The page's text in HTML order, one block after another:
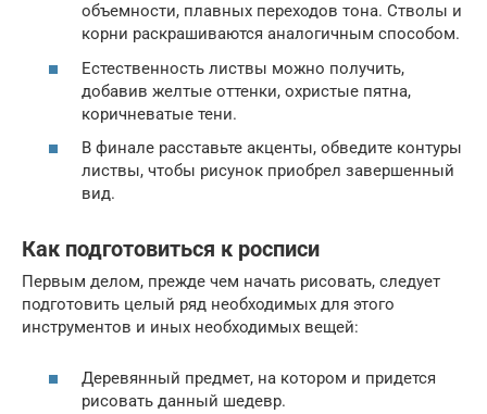
объемности, плавных переходов тона. Стволы и
корни раскрашиваются аналогичным способом.
Естественность листвы можно получить,
добавив желтые оттенки, охристые пятна,
коричневатые тени.
В финале расставьте акценты, обведите контуры
листвы, чтобы рисунок приобрел завершенный
вид.
Как подготовиться к росписи
Первым делом, прежде чем начать рисовать, следует
подготовить целый ряд необходимых для этого
инструментов и иных необходимых вещей:
Деревянный предмет, на котором и придется
рисовать данный шедевр.